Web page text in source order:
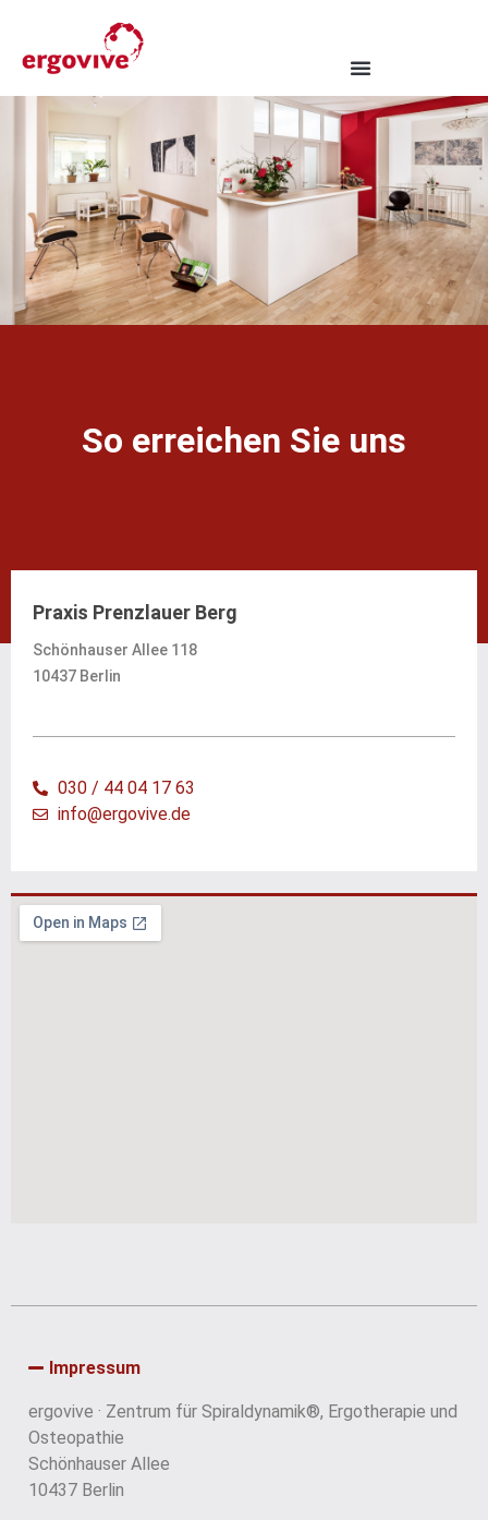
So erreichen Sie uns
Praxis Prenzlauer Berg
Schönhauser Allee 118
10437 Berlin
030 / 44 04 17 63
info@ergovive.de
Impressum
ergovive · Zentrum für Spiraldynamik®, Ergotherapie und
Osteopathie
Schönhauser Allee
10437 Berlin